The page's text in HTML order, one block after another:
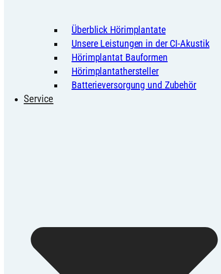
Überblick Hörimplantate
Unsere Leistungen in der CI-Akustik
Hörimplantat Bauformen
Hörimplantathersteller
Batterieversorgung und Zubehör
Service